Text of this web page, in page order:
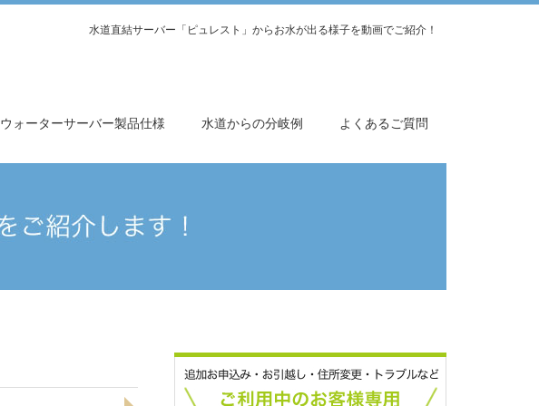
ウォーターサーバー製品仕様 水道からの分岐例 よくあるご質問
水道直結サーバー「ピュレスト」からお水が出る様子を動画でご紹介！